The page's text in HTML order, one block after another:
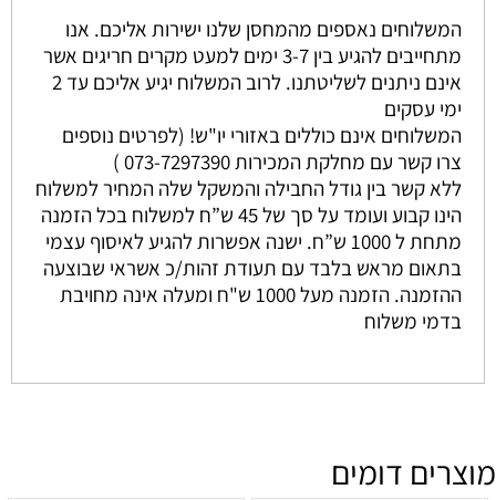
המשלוחים נאספים מהמחסן שלנו ישירות אליכם. אנו
מתחייבים להגיע בין 3-7 ימים למעט מקרים חריגים אשר
אינם ניתנים לשליטתנו. לרוב המשלוח יגיע אליכם עד 2
ימי עסקים
המשלוחים אינם כוללים באזורי יו"ש! (לפרטים נוספים
צרו קשר עם מחלקת המכירות 073-7297390 )
ללא קשר בין גודל החבילה והמשקל שלה המחיר למשלוח
הינו קבוע ועומד על סך של 45 ש”ח למשלוח בכל הזמנה
מתחת ל 1000 ש”ח. ישנה אפשרות להגיע לאיסוף עצמי
בתאום מראש בלבד עם תעודת זהות/כ אשראי שבוצעה
ההזמנה. הזמנה מעל 1000 ש"ח ומעלה אינה מחויבת
בדמי משלוח
מוצרים דומים